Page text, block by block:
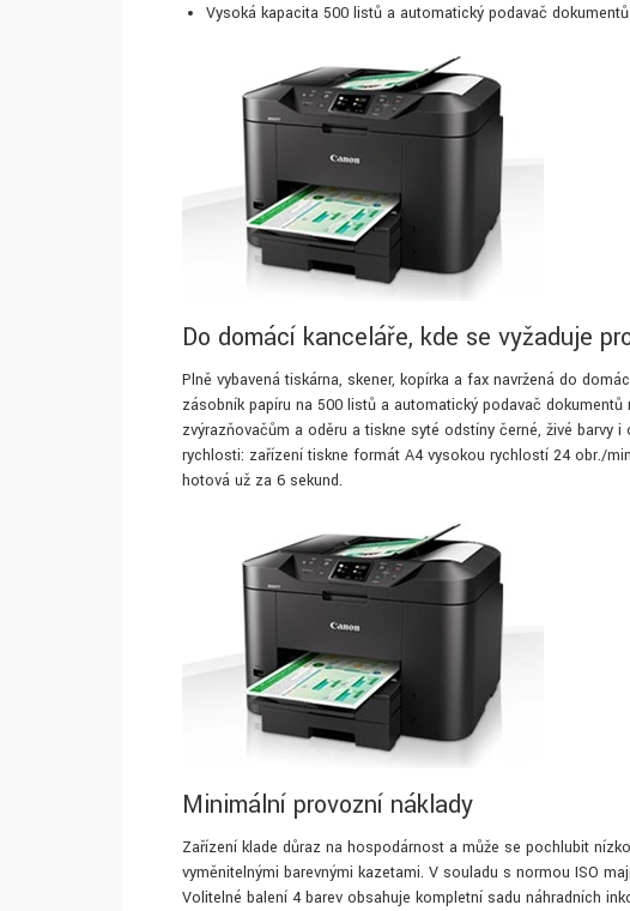
Vysoká kapacita 500 listů a automatický podavač
Do domácí kanceláře, kde se vyžaduje
Plně vybavená tiskárna, skener, kopírka a fax navržená do
zásobník papíru na 500 listů a automatický podavač
zvýrazňovačům a oděru a tiskne syté odstíny černé, živé barvy
rychlosti: zařízení tiskne formát A4 vysokou rychlostí 24 obr./
hotová už za 6 sekund.
Minimální provozní náklady
Zařízení klade důraz na hospodárnost a může se pochlubit
vyměnitelnými barevnými kazetami. V souladu s normou ISO
Volitelné balení 4 barev obsahuje kompletní sadu náhradních